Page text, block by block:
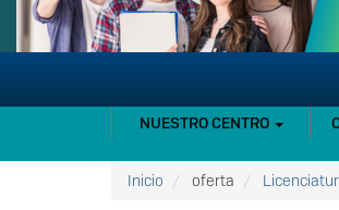
NAVEGACIÓN
PRINCIPAL
NUESTRO CENTRO
Inicio
oferta